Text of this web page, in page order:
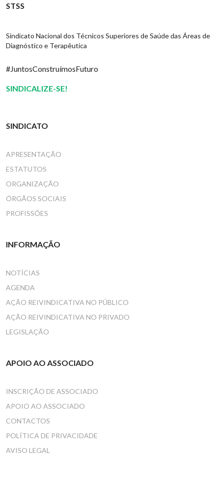
STSS
Sindicato Nacional dos Técnicos Superiores de Saúde das Áreas de
Diagnóstico e Terapêutica
#JuntosConstruímosFuturo
SINDICALIZE-SE!
SINDICATO
APRESENTAÇÃO
ESTATUTOS
ORGANIZAÇÃO
ÓRGÃOS SOCIAIS
PROFISSÕES
INFORMAÇÃO
NOTÍCIAS
AGENDA
AÇÃO REIVINDICATIVA NO PÚBLICO
AÇÃO REIVINDICATIVA NO PRIVADO
LEGISLAÇÃO
APOIO AO ASSOCIADO
INSCRIÇÃO DE ASSOCIADO
APOIO AO ASSOCIADO
CONTACTOS
POLÍTICA DE PRIVACIDADE
AVISO LEGAL